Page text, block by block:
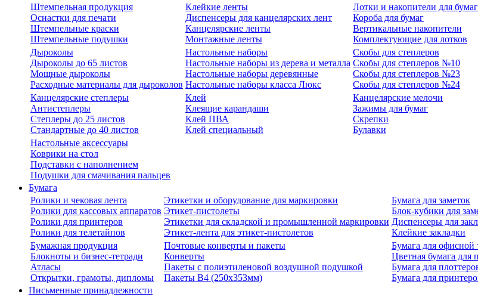
Штемпельная продукция
Оснастки для печати
Штемпельные краски
Штемпельные подушки
Клейкие ленты
Диспенсеры для канцелярских лент
Канцелярские ленты
Монтажные ленты
Лотки и накопители для бумаг
Короба для бумаг
Вертикальные накопители
Комплектующие для лотков
Дыроколы
Дыроколы до 65 листов
Мощные дыроколы
Расходные материалы для дыроколов
Настольные наборы
Настольные наборы из дерева и металла
Настольные наборы деревянные
Настольные наборы класса Люкс
Скобы для степлеров
Скобы для степлеров №10
Скобы для степлеров №23
Скобы для степлеров №24
Канцелярские степлеры
Антистеплеры
Степлеры до 25 листов
Стандартные до 40 листов
Клей
Клеящие карандаши
Клей ПВА
Клей специальный
Канцелярские мелочи
Зажимы для бумаг
Скрепки
Булавки
Настольные аксессуары
Коврики на стол
Подставки с наполнением
Подушки для смачивания пальцев
Бумага
Ролики и чековая лента
Ролики для кассовых аппаратов
Ролики для принтеров
Ролики для телетайпов
Этикетки и оборудование для маркировки
Этикет-пистолеты
Этикетки для складской и промышленной маркировки
Этикет-лента для этикет-пистолетов
Бумага для заметок
Блок-кубики для
Диспенсеры для
Клейкие закладки
Бумажная продукция
Блокноты и бизнес-тетради
Атласы
Открытки, грамоты, дипломы
Почтовые конверты и пакеты
Конверты
Пакеты с полиэтиленовой воздушной подушкой
Пакеты В4 (250х353мм)
Бумага для офисной
Цветная бумага для
Бумага для
Бумага для
Письменные принадлежности